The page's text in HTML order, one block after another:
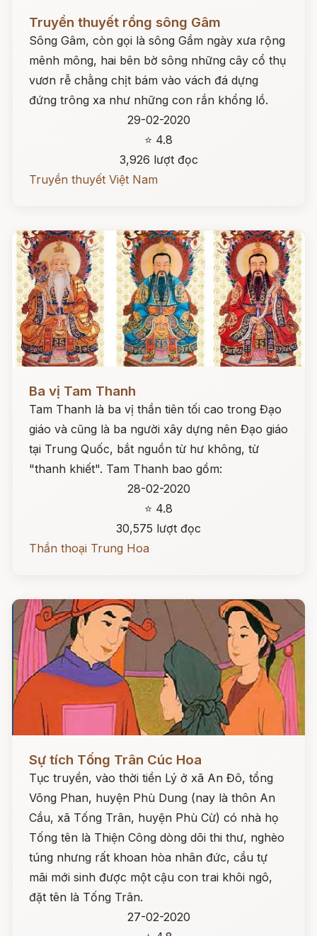
Đọc ngay
Truyền thuyết rồng sông Gâm
Sông Gâm, còn gọi là sông Gầm ngày xưa rộng
mênh mông, hai bên bờ sông những cây cổ thụ
vươn rễ chằng chịt bám vào vách đá dựng
đứng trông xa như những con rắn khổng lồ.
29-02-2020
⭐ 4.8
3,926 lượt đọc
Truyền thuyết Việt Nam
Ba vị Tam Thanh
Tam Thanh là ba vị thần tiên tối cao trong Đạo
giáo và cũng là ba người xây dựng nên Đạo giáo
tại Trung Quốc, bắt nguồn từ hư không, từ
"thanh khiết". Tam Thanh bao gồm:
28-02-2020
⭐ 4.8
30,575 lượt đọc
Thần thoại Trung Hoa
Sự tích Tống Trân Cúc Hoa
Tục truyền, vào thời tiền Lý ở xã An Đô, tổng
Võng Phan, huyện Phù Dung (nay là thôn An
Cầu, xã Tống Trân, huyện Phù Cừ) có nhà họ
Tống tên là Thiện Công dòng dõi thi thư, nghèo
túng nhưng rất khoan hòa nhân đức, cầu tự
mãi mới sinh được một cậu con trai khôi ngô,
đặt tên là Tống Trân.
27-02-2020